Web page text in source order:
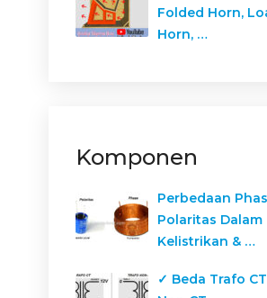
Folded Horn,
Horn, …
Komponen
Perbedaan
Polaritas Dalam
Kelistrikan & …
✓ Beda Trafo